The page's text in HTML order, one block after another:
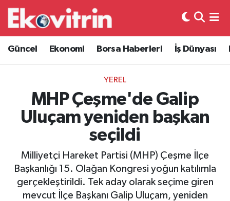
Güncel Ekonomi Borsa Haberleri İş Dünyası
YEREL
MHP Çeşme'de Galip
Uluçam yeniden başkan
seçildi
Milliyetçi Hareket Partisi (MHP) Çeşme İlçe
Başkanlığı 15. Olağan Kongresi yoğun katılımla
gerçekleştirildi. Tek aday olarak seçime giren
mevcut İlçe Başkanı Galip Uluçam, yeniden
Güncel
Ekonomi
Borsa Haberleri
İş Dünyası
Otovitrin
Asayiş
Hava Durumu
Trafik Durumu
Süper Lig Puan Durumu ve Fikstür
Tüm Manşetler
Son Dakika Haberleri
Haber Arşivi